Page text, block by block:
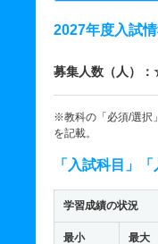
2027年度入試情
募集人数（人）
※教科の「必須/選択
を記載。
「入試科目」
学習成績の状況
最小 最大